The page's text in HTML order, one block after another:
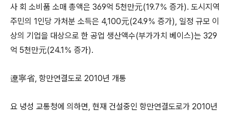
사 회 소비품 소매 총액은 369억 5천만元(19.7％ 증가). 도시지역
주민의 1인당 가처분 소득은 4,100元(24.9％ 증가), 일정 규모 이
상의 기업을 대상으로 한 공업 생산액수(부가가치 베이스)는 329
억 5천만元(24.1％ 증가).
遼寧省, 항만연결도로 2010년 개통
요 녕성 교통청에 의하면, 현재 건설중인 항만연결도로가 2010년